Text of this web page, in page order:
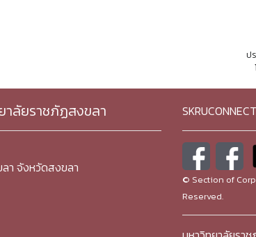
ป
าลัยราชภัฏสงขลา
า จังหวัดสงขลา
© Section of
Reserved.